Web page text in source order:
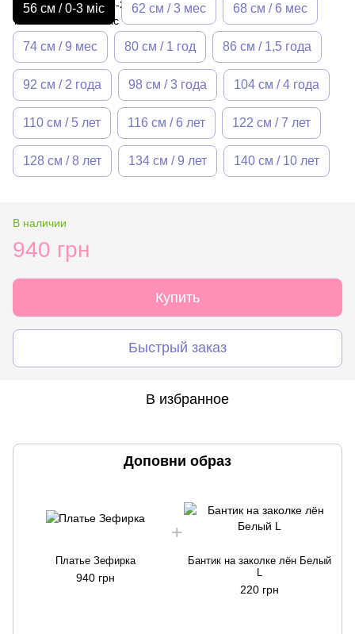
56 см / 0-3 міс 62 см / 3 мес 68 см / 6 мес
74 см / 9 мес 80 см / 1 год 86 см / 1,5 года
92 см / 2 года 98 см / 3 года 104 см / 4 года
110 см / 5 лет 116 см / 6 лет 122 см / 7 лет
128 см / 8 лет 134 см / 9 лет 140 см / 10 лет
В наличии
940 грн
Купить
Быстрый заказ
В избранное
Доповни образ
Платье Зефирка
940 грн
Бантик на заколке лён Белый
L
220 грн